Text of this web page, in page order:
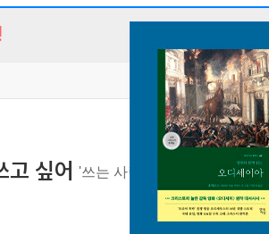
고 싶어 '쓰는 사람'에서 '읽히는 작가'로